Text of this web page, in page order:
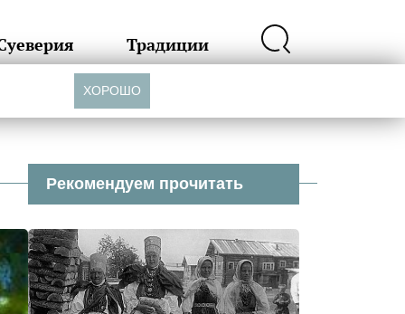
Традиции
Рекомендуем прочитать
ХОРОШО